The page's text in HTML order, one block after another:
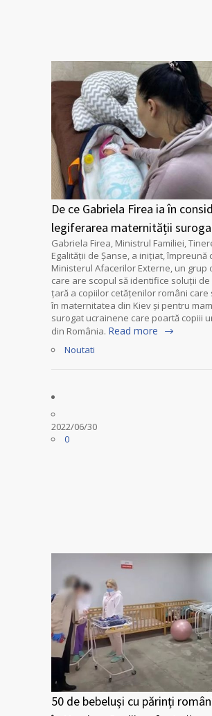
De ce Gabriela Firea ia în
legiferarea maternității
Gabriela Firea, Ministrul Familiei,
Egalității de Șanse, a inițiat, împreună
Ministerul Afacerilor Externe, un grup
care are scopul să identifice soluții
țară a copiilor cetățenilor români care
în maternitatea din Kiev și pentru
surogat ucrainene care poartă copiii
din România. Read more
Noutati
2022/06/30
0
50 de bebeluși cu părinți